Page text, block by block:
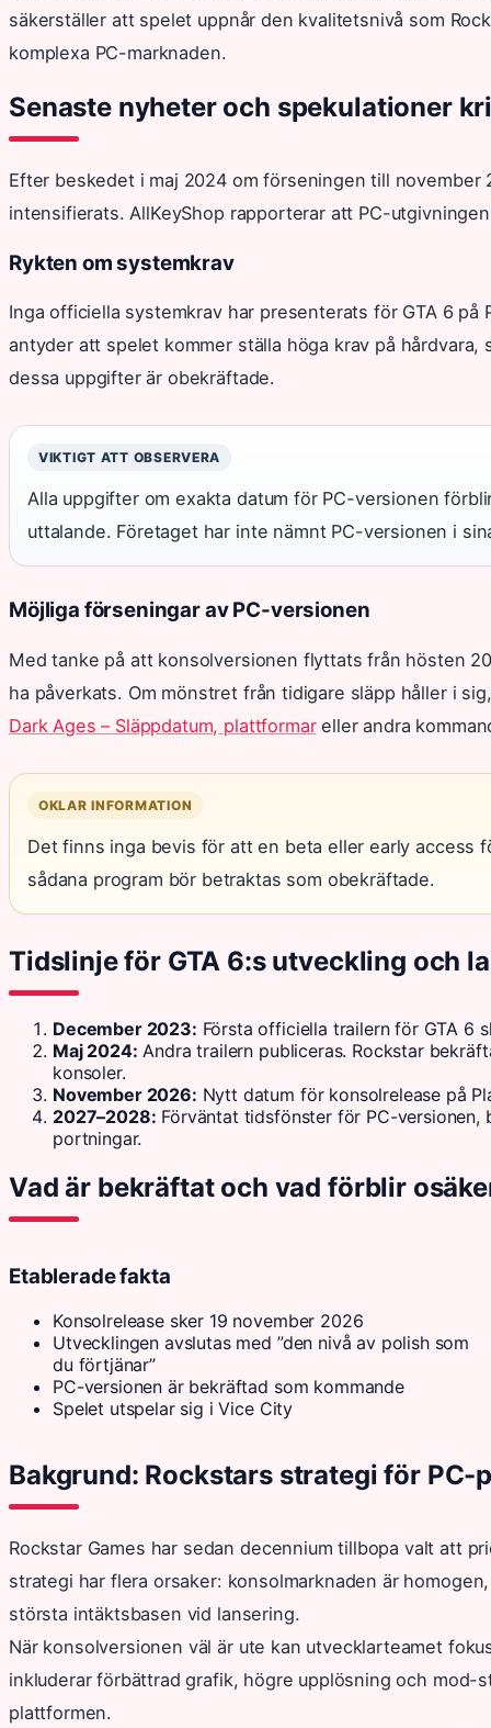
säkerställer att spelet uppnår den kvalitetsnivå som
komplexa PC-marknaden.
Senaste nyheter och spekulationer
Efter beskedet i maj 2024 om förseningen till
intensifierats. AllKeyShop rapporterar att PC-
Rykten om systemkrav
Inga officiella systemkrav har presenterats för GTA 6 på
antyder att spelet kommer ställa höga krav på
dessa uppgifter är obekräftade.
VIKTIGT ATT OBSERVERA
Alla uppgifter om exakta datum för PC-versionen
uttalande. Företaget har inte nämnt PC-versionen i
Möjliga förseningar av PC-versionen
Med tanke på att konsolversionen flyttats från hösten
ha påverkats. Om mönstret från tidigare släpp håller i
Dark Ages – Släppdatum, plattformareller andra
OKLAR INFORMATION
Det finns inga bevis för att en beta eller early access
sådana program bör betraktas som obekräftade.
Tidslinje för GTA 6:s utveckling och
December 2023: Första officiella trailern för GTA 6
Maj 2024: Andra trailern publiceras. Rockstar
konsoler.
November 2026: Nytt datum för konsolrelease på
2027–2028: Förväntat tidsfönster för PC-
portningar.
Vad är bekräftat och vad förblir
Etablerade fakta
Konsolrelease sker 19 november 2026
Utvecklingen avslutas med ”den nivå av polish som
du förtjänar”
PC-versionen är bekräftad som kommande
Spelet utspelar sig i Vice City
Bakgrund: Rockstars strategi för PC-
Rockstar Games har sedan decennium tillbopa valt att
strategi har flera orsaker: konsolmarknaden är
största intäktsbasen vid lansering.
När konsolversionen väl är ute kan utvecklarteamet
inkluderar förbättrad grafik, högre upplösning och mod-
plattformen.